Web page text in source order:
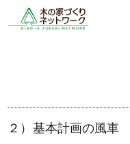
２）基本計画の風車